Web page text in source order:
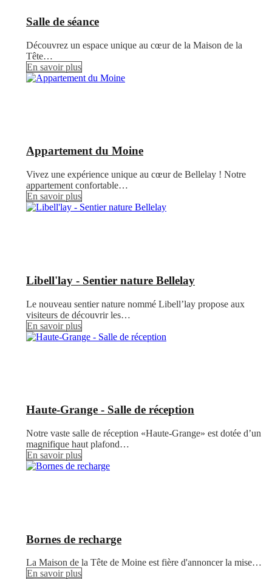
Salle de séance
Découvrez un espace unique au cœur de la Maison de la
Tête…
En savoir plus
Appartement du Moine
Vivez une expérience unique au cœur de Bellelay ! Notre
appartement confortable…
En savoir plus
Libell'lay - Sentier nature Bellelay
Le nouveau sentier nature nommé Libell’lay propose aux
visiteurs de découvrir les…
En savoir plus
Haute-Grange - Salle de réception
Notre vaste salle de réception «Haute-Grange» est dotée d’un
magnifique haut plafond…
En savoir plus
Bornes de recharge
La Maison de la Tête de Moine est fière d'annoncer la mise…
En savoir plus